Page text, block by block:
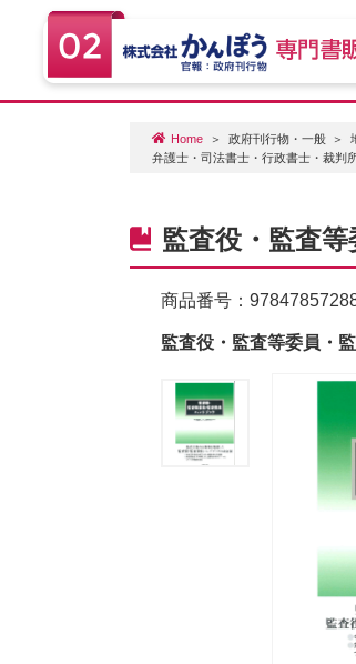
Home 政府刊行物・一般
弁護士・司法書士・行政書士・裁判
監査役・監査
商品番号：
監査役・監査等委員・